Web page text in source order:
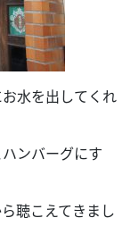
水を出してくれ
ンバーグにす
聴こえてきまし